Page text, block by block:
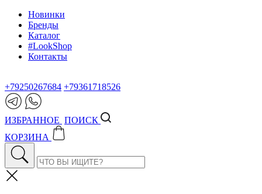
Новинки
Бренды
Каталог
#LookShop
Контакты
+79250267684 +79361718526
ИЗБРАННОЕ ПОИСК
КОРЗИНА